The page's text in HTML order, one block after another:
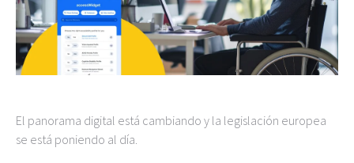
El panorama digital está cambiando y la legislación europea
se está poniendo al día.